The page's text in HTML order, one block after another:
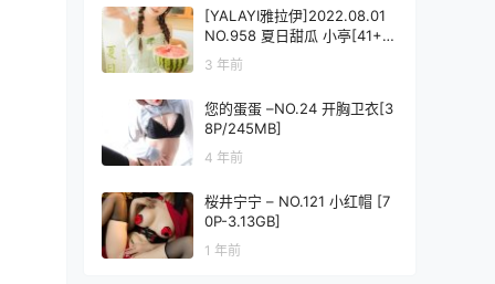
[YALAYI雅拉伊]2022.08.01
NO.958 夏日甜瓜 小亭[41+1P
／377MB]
3 年前
您的蛋蛋 –NO.24 开胸卫衣[3
8P/245MB]
4 年前
桜井宁宁 – NO.121 小红帽 [7
0P-3.13GB]
1 年前